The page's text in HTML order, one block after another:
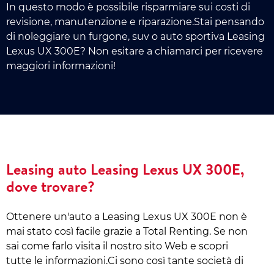
In questo modo è possibile risparmiare sui costi di
revisione, manutenzione e riparazione.Stai pensando
di noleggiare un furgone, suv o auto sportiva Leasing
Lexus UX 300E? Non esitare a chiamarci per ricevere
maggiori informazioni!
Leasing auto Leasing Lexus UX 300E,
dove trovare?
Ottenere un'auto a Leasing Lexus UX 300E non è
mai stato così facile grazie a Total Renting. Se non
sai come farlo visita il nostro sito Web e scopri
tutte le informazioni.Ci sono così tante società di